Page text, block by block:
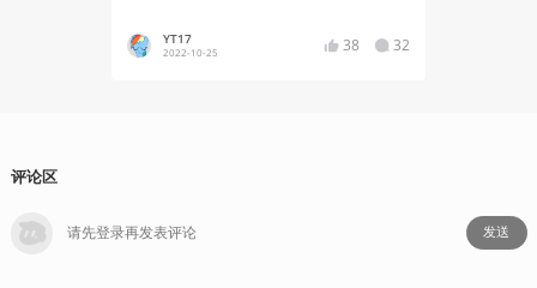
YT17
2022-10-25 38 32
评论区
发送